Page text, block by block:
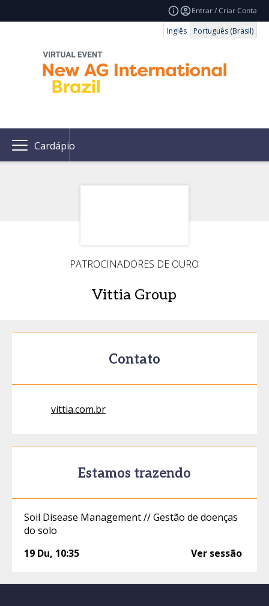
Entrar / Criar Conta
Inglês
Português (Brasil)
Cardápio
PATROCINADORES DE OURO
Vittia Group
Contato
vittia.com.br
Estamos trazendo
Soil Disease Management // Gestão de doenças
do solo
19 Du, 10:35 Ver sessão